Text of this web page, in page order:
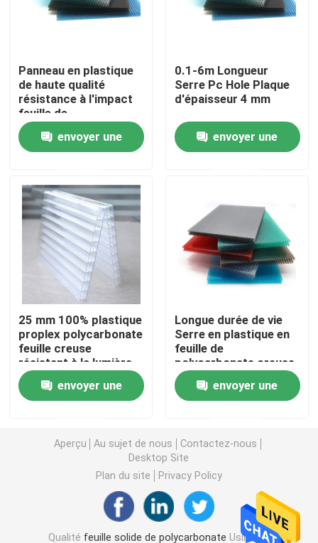
Contactez-nous
Nouvelles
feuille solide de polycarbonate
feuille de cavité de polycarbonate
Feuille de relief par polycarbonate
feuille ondulée de polycarbonate
Feuille acrylique en plastique
Feuille en plastique de PVC
Feuille de polycarbonate de nid d'abeilles
Panneau en plastique
de haute qualité
résistance à l'impact
feuille de
polycarbonate creuse
à 88% de transmission
de la lumière
envoyer une
0.1-6m Longueur
Serre Pc Hole Plaque
d'épaisseur 4 mm
envoyer une
25 mm 100% plastique
proplex polycarbonate
feuille creuse
résistant à la lumière
UV
envoyer une
Longue durée de vie
Serre en plastique en
feuille de
polycarbonate creuse
de classe B1
envoyer une
Aperçu Au sujet de nous
Contactez-nous
Desktop Site
Plan du site
Privacy Policy
Qualité feuille solide de polycarbonate Usine De